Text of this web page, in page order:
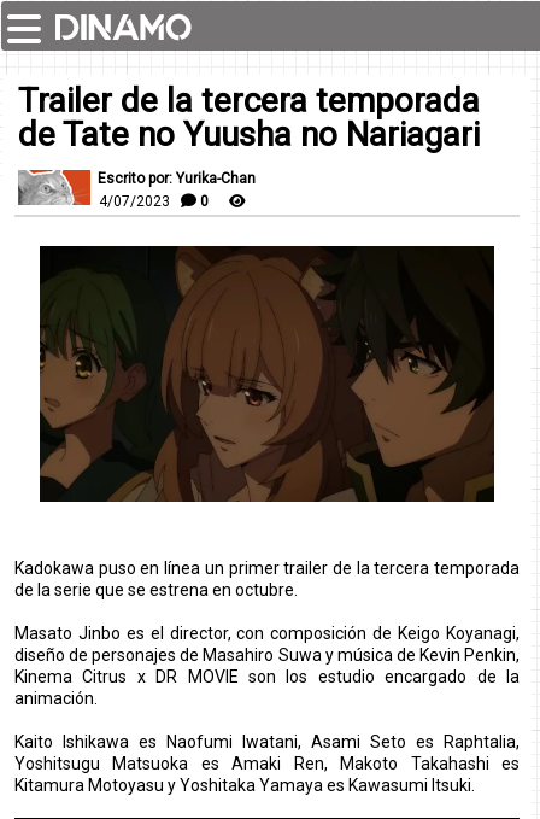
Trailer de la tercera temporada
de Tate no Yuusha no Nariagari
Escrito por: Yurika-Chan
4/07/2023
0
Kadokawa puso en línea un primer trailer de la tercera temporada
de la serie que se estrena en octubre.
Masato Jinbo es el director, con composición de Keigo Koyanagi,
diseño de personajes de Masahiro Suwa y música de Kevin Penkin,
Kinema Citrus x DR MOVIE son los estudio encargado de la
animación.
Kaito Ishikawa es Naofumi Iwatani, Asami Seto es Raphtalia,
Yoshitsugu Matsuoka es Amaki Ren, Makoto Takahashi es
Kitamura Motoyasu y Yoshitaka Yamaya es Kawasumi Itsuki.